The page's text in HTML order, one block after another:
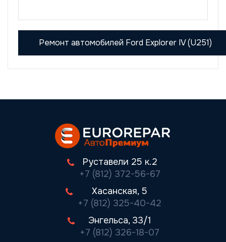
Ремонт автомобилей Ford Explorer IV (U251)
Руставели 25 к.2
+7 (812) 372-56-67
Хасанская, 5
+7 (812) 325-40-42
Энгельса, 33/1
+7 (812) 326-18-07